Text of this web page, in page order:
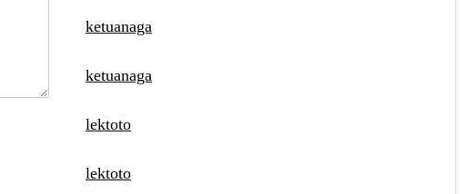
ketuanaga
ketuanaga
lektoto
lektoto